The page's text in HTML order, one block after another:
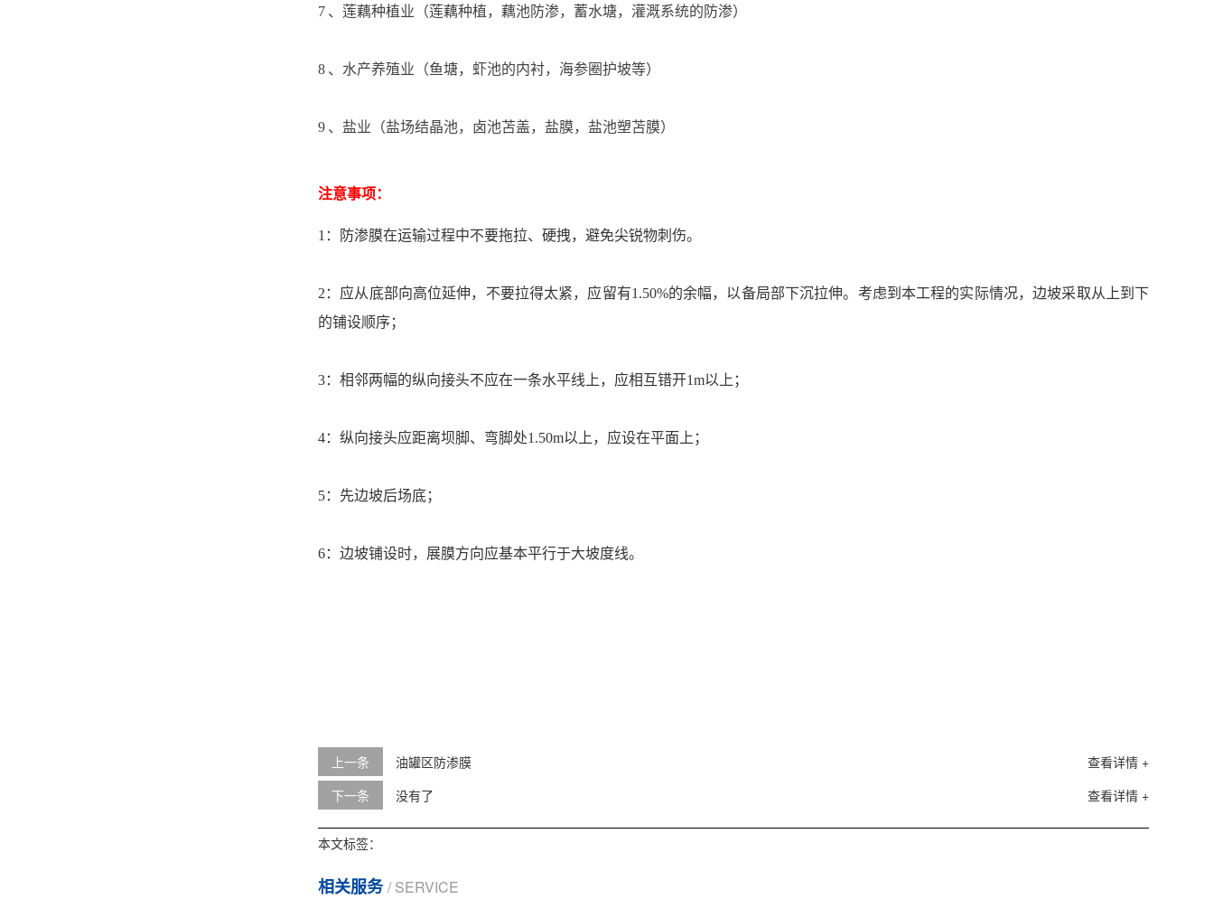
7 、莲藕种植业（莲藕种植，藕池防渗，蓄水塘，灌溉系统的防渗）
8 、水产养殖业（鱼塘，虾池的内衬，海参圈护坡等）
9 、盐业（盐场结晶池，卤池苫盖，盐膜，盐池塑苫膜）
注意事项：
1：防渗膜在运输过程中不要拖拉、硬拽，避免尖锐物刺伤。
2： 应从底部向高位延伸，不要拉得太紧，应留有1.50%的余幅，以备局部下沉拉伸。考虑到本工程的实际情况，边坡采取从上到下
的铺设顺序；
3：相邻两幅的纵向接头不应在一条水平线上，应相互错开1m以上；
4： 纵向接头应距离坝脚、弯脚处1.50m以上，应设在平面上；
5： 先边坡后场底；
6： 边坡铺设时，展膜方向应基本平行于大坡度线。
上一条 查看详情 +
油罐区防渗膜
下一条
查看详情 +
没有了
本文标签：
相关服务/ SERVICE